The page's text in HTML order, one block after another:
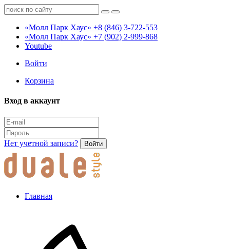
«Молл Парк Хаус» +8 (846) 3-722-553
«Молл Парк Хаус» +7 (902) 2-999-868
Youtube
Войти
Корзина
Вход в аккаунт
Нет учетной записи? Войти
Главная